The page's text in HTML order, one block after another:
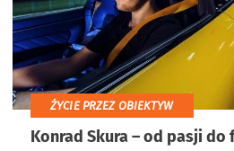
ŻYCIE PRZEZ OBIEKTYW
Konrad Skura – od pasji